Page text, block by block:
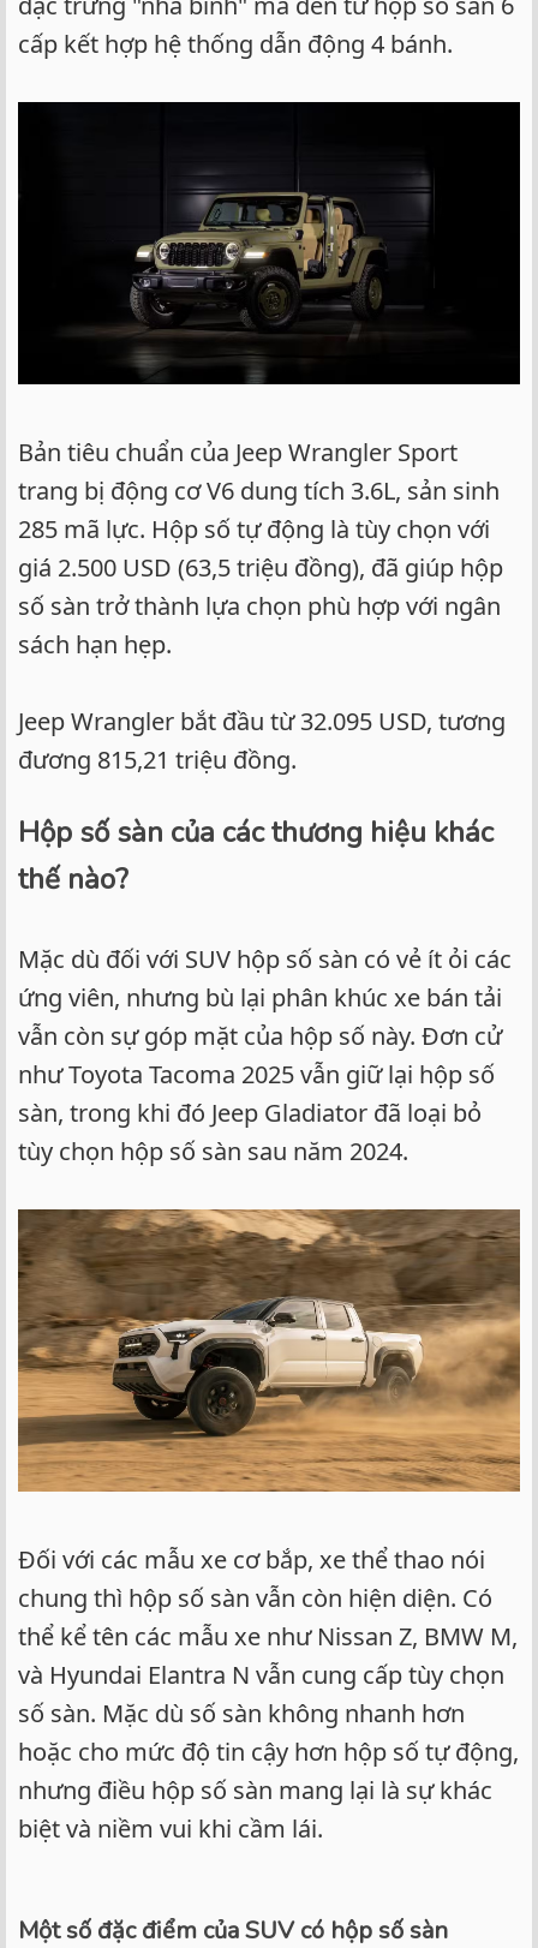
cấp kết hợp hệ thống dẫn động 4 bánh.
Bản tiêu chuẩn của Jeep Wrangler Sport
trang bị động cơ V6 dung tích 3.6L, sản sinh
285 mã lực. Hộp số tự động là tùy chọn với
giá 2.500 USD (63,5 triệu đồng), đã giúp hộp
số sàn trở thành lựa chọn phù hợp với ngân
sách hạn hẹp.
Jeep Wrangler bắt đầu từ 32.095 USD, tương
đương 815,21 triệu đồng.
Hộp số sàn của các thương hiệu khác
thế nào?
Mặc dù đối với SUV hộp số sàn có vẻ ít ỏi các
ứng viên, nhưng bù lại phân khúc xe bán tải
vẫn còn sự góp mặt của hộp số này. Đơn cử
như Toyota Tacoma 2025 vẫn giữ lại hộp số
sàn, trong khi đó Jeep Gladiator đã loại bỏ
tùy chọn hộp số sàn sau năm 2024.
Đối với các mẫu xe cơ bắp, xe thể thao nói
chung thì hộp số sàn vẫn còn hiện diện. Có
thể kể tên các mẫu xe như Nissan Z, BMW M,
và Hyundai Elantra N vẫn cung cấp tùy chọn
số sàn. Mặc dù số sàn không nhanh hơn
hoặc cho mức độ tin cậy hơn hộp số tự động,
nhưng điều hộp số sàn mang lại là sự khác
biệt và niềm vui khi cầm lái.
Một số đặc điểm của SUV có hộp số sàn